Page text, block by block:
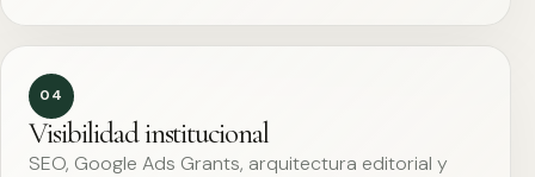
04
Visibilidad institucional
SEO, Google Ads Grants, arquitectura editorial y